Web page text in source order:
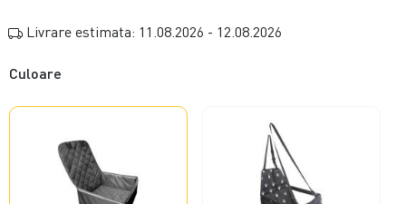
Livrare estimata: 11.08.2026 - 12.08.2026
Culoare